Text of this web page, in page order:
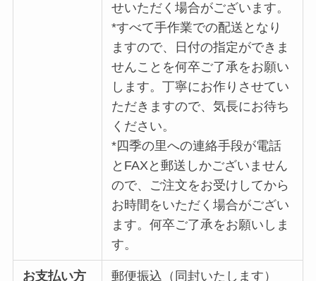
せいただく場合がございます。
*すべて手作業での配送となり
ますので、日付の指定ができま
せんことを何卒ご了承をお願い
します。丁寧にお作りさせてい
ただきますので、気長にお待ち
ください。
*四季の里への連絡手段が電話
とFAXと郵送しかございません
ので、ご注文をお受けしてから
お時間をいただく場合がござい
ます。何卒ご了承をお願いしま
す。
お支払い方
郵便振込（同封いたします）